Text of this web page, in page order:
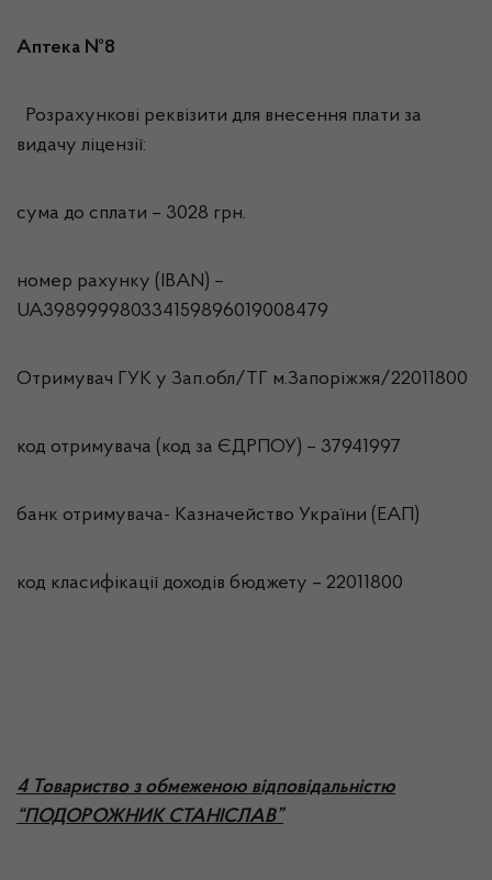
Аптека №8
Розрахункові реквізити для внесення плати за
видачу ліцензії:
сума до сплати – 3028 грн.
номер рахунку (IBAN) –
UA398999980334159896019008479
Отримувач ГУК у Зап.обл/ТГ м.Запорiжжя/22011800
код отримувача (код за ЄДРПОУ) – 37941997
банк отримувача- Казначейство України (ЕАП)
код класифікації доходів бюджету – 22011800
4 Товариство з обмеженою відповідальністю
“ПОДОРОЖНИК СТАНІСЛАВ”